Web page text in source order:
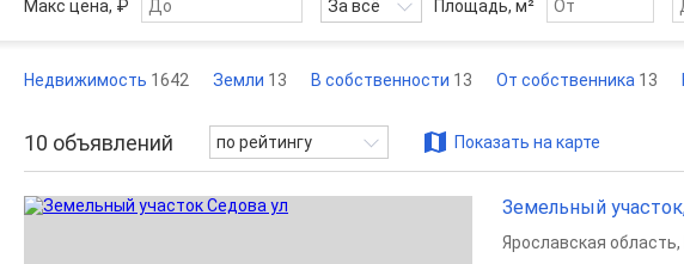
Макс цена, ₽ За всё Площадь, м²
Недвижимость 1642 Земли 13 В собственности 13 От собственника 13
10 объявлений по рейтингу Показать на карте
Земельный
Ярославская область,